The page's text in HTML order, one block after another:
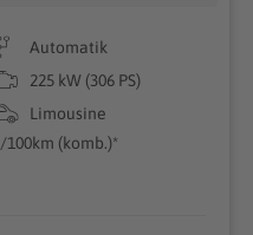
Automatik
225 kW (306 PS)
Limousine
100km (komb.)*